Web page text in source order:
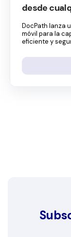
desde
DocPath lanza
móvil para la
eficiente y